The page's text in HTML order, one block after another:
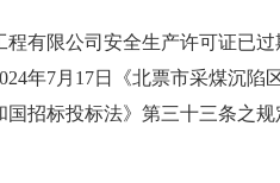
有限公司安全生产许可证已
年7月17日《北票市采煤沉
招标投标法》第三十三条之规